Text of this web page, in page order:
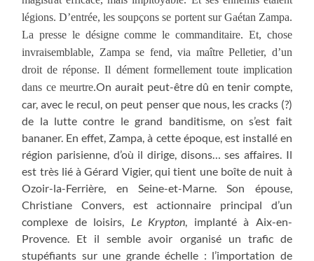
légions. D’entrée, les soupçons se portent sur Gaétan Zampa.
La presse le désigne comme le commanditaire. Et, chose
invraisemblable, Zampa se fend, via maître Pelletier, d’un
droit de réponse. Il dément formellement toute implication
dans ce meurtre.On aurait peut-être dû en tenir compte,
car, avec le recul, on peut penser que nous, les cracks (?)
de la lutte contre le grand banditisme, on s’est fait
bananer. En effet, Zampa, à cette époque, est installé en
région parisienne, d’où il dirige, disons… ses affaires. Il
est très lié à Gérard Vigier, qui tient une boîte de nuit à
Ozoir-la-Ferrière, en Seine-et-Marne. Son épouse,
Christiane Convers, est actionnaire principal d’un
complexe de loisirs, Le Krypton , implanté à Aix-en-
Provence. Et il semble avoir organisé un trafic de
stupéfiants sur une grande échelle : l’importation de